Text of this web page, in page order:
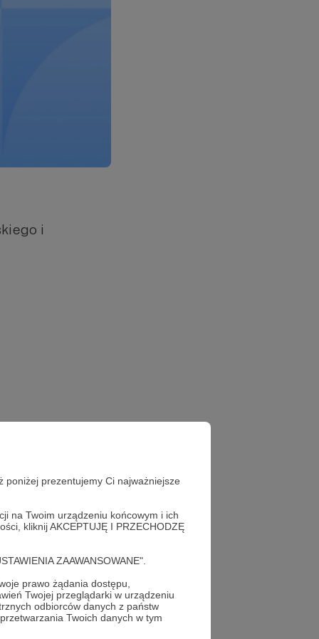
poniżej prezentujemy Ci najważniejsze
na Twoim urządzeniu końcowym i ich
kliknij AKCEPTUJĘ I PRZECHODZĘ
ZAAWANSOWANE".
prawo żądania dostępu,
Twojej przeglądarki w urządzeniu
odbiorców danych z państw
Twoich danych w tym
i